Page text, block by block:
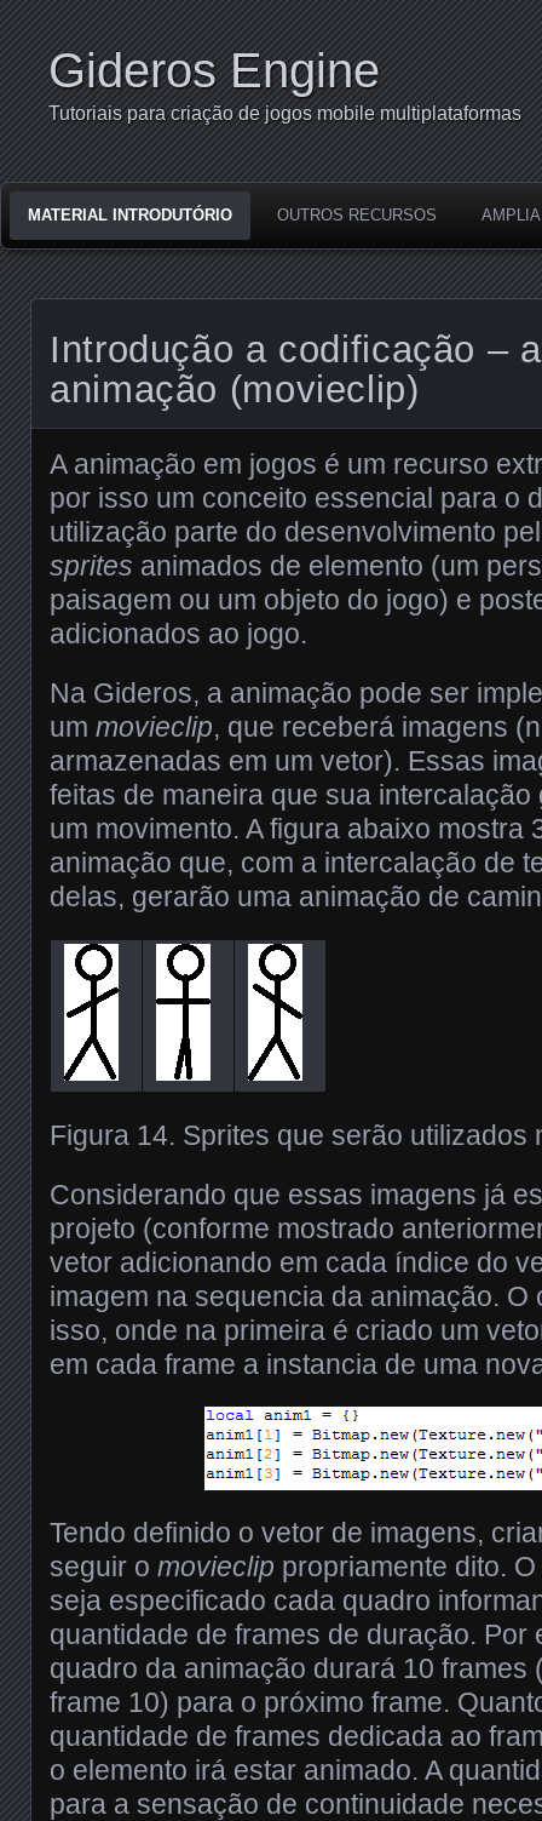
Gideros Engine
Tutoriais para criação de jogos mobile multiplataformas
MATERIAL INTRODUTÓRIO OUTROS RECURSOS
Introdução a codificação –
animação (movieclip)
A animação em jogos é um recurso
por isso um conceito essencial para o
utilização parte do desenvolvimento
sprites animados de elemento (um
paisagem ou um objeto do jogo) e
adicionados ao jogo.
Na Gideros, a animação pode ser
um movieclip, que receberá imagens
armazenadas em um vetor). Essas
feitas de maneira que sua
um movimento. A figura abaixo mostra
animação que, com a intercalação de
delas, gerarão uma animação de
Figura 14. Sprites que serão utilizados
Considerando que essas imagens já
projeto (conforme mostrado
vetor adicionando em cada índice do
imagem na sequencia da animação. O
isso, onde na primeira é criado um
em cada frame a instancia de uma
Tendo definido o vetor de imagens,
seguir o movieclip propriamente dito.
seja especificado cada quadro
quantidade de frames de duração. Por
quadro da animação durará 10 frames
frame 10) para o próximo frame.
quantidade de frames dedicada ao
o elemento irá estar animado. A
para a sensação de continuidade